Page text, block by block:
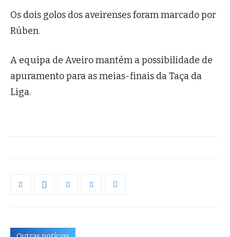
Os dois golos dos aveirenses foram marcado por
Rúben.
A equipa de Aveiro mantém a possibilidade de
apuramento para as meias-finais da Taça da
Liga.